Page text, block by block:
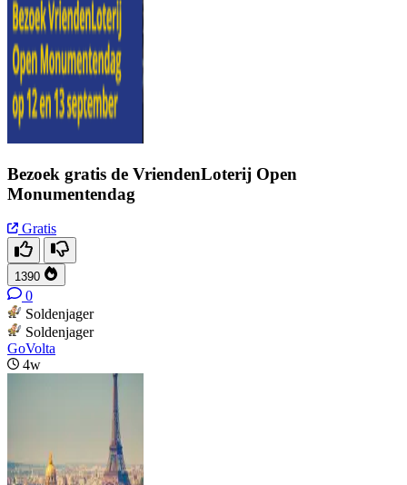
Bezoek gratis de VriendenLoterij Open
Monumentendag
Gratis
1390
0
Soldenjager
Soldenjager
GoVolta
4w